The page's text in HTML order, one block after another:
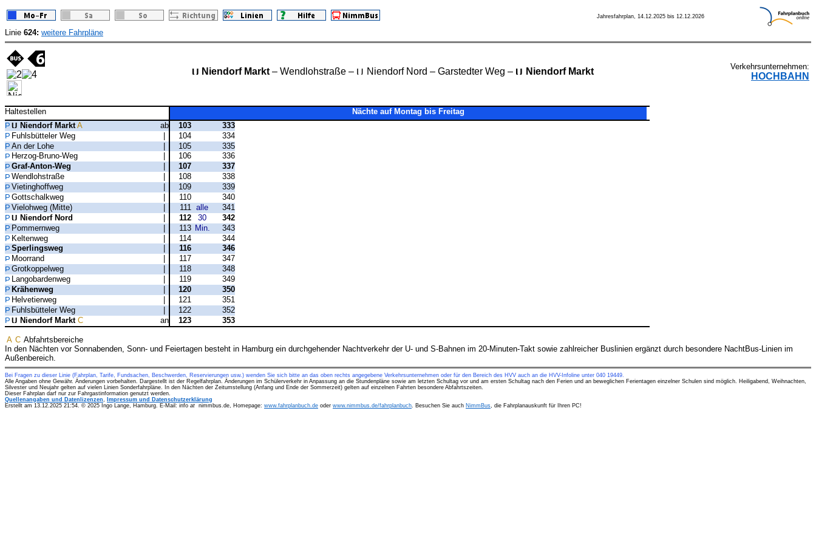
Jahresfahrplan, 14.12.2025 bis 12.12.2026
Linie 624: weitere Fahrpläne
Niendorf Markt – Wendlohstraße – Niendorf Nord – Garstedter Weg – Niendorf Markt Verkehrsunternehmen:
HOCHBAHN
Haltestellen
Nächte auf Montag bis Freitag
Niendorf Markt A ab 103
333
Fuhlsbütteler Weg
| 104
334
An der Lohe
| 105
335
Herzog-Bruno-Weg
106
336
Graf-Anton-Weg
107
337
Wendlohstraße
108
338
Vietinghoffweg
109
339
Gottschalkweg
110
340
Vielohweg (Mitte)
111 alle
341
Niendorf Nord
112 30
342
Pommernweg
| 113 Min.
343
Keltenweg
| 114
344
Sperlingsweg
116
346
Moorrand
117
347
Grotkoppelweg
118
348
Langobardenweg
119
349
Krähenweg
120
350
Helvetierweg
121
351
Fuhlsbütteler Weg
122
352
Niendorf MarktC an 123 353
A C Abfahrtsbereiche
In den Nächten vor Sonnabenden, Sonn- und Feiertagen besteht in Hamburg ein durchgehender Nachtverkehr der U- und S-Bahnen im 20-Minuten-Takt sowie zahlreicher Buslinien ergänzt durch besondere NachtBus-Linien im
Außenbereich.
Bei Fragen zu dieser Linie (Fahrplan, Tarife, Fundsachen, Beschwerden, Reservierungen usw.) wenden Sie sich bitte an das oben rechts angegebene Verkehrsunternehmen oder für den Bereich des HVV auch an die HVV-Infoline unter 040 19449.
Alle Angaben ohne Gewähr. Änderungen vorbehalten. Dargestellt ist der Regelfahrplan. Änderungen im Schülerverkehr in Anpassung an die Stundenpläne sowie am letzten Schultag vor und am ersten Schultag nach den Ferien und an beweglichen Ferientagen einzelner Schulen sind möglich. Heiligabend, Weihnachten,
Silvester und Neujahr gelten auf vielen Linien Sonderfahrpläne. In den Nächten der Zeitumstellung (Anfang und Ende der Sommerzeit) gelten auf einzelnen Fahrten besondere Abfahrtszeiten.
Dieser Fahrplan darf nur zur Fahrgastinformation genutzt werden.
Quellenangaben und Datenlizenzen,
Impressum und Datenschutzerklärung
Erstellt am 13.12.2025 21:54. © 2025 Ingo Lange, Hamburg. E-Mail: info at nimmbus.de, Homepage: www.fahrplanbuch.de oder www.nimmbus.de/fahrplanbuch. Besuchen Sie auch NimmBus, die Fahrplanauskunft für Ihren PC!